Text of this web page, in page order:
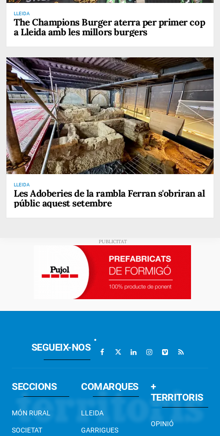
LLEIDA
The Champions Burger aterra per primer cop
a Lleida amb les millors burgers
LLEIDA
Les Adoberies de la rambla Ferran s'obriran al
públic aquest setembre
SEGUEIX-NOS
SECCIONS
MÓN RURAL
SOCIETAT
COMARQUES
LLEIDA
GARRIGUES
+
TERRITORIS
OPINIÓ